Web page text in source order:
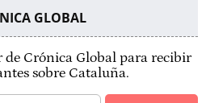
GLOBAL
Crónica Global para recibir
sobre Cataluña.